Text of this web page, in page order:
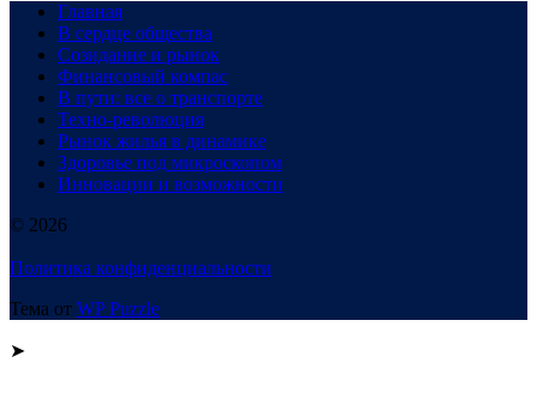
Главная
В сердце общества
Созидание и рынок
Финансовый компас
В пути: все о транспорте
Техно-революция
Рынок жилья в динамике
Здоровье под микроскопом
Инновации и возможности
© 2026
Политика конфиденциальности
Тема от WP Puzzle
➤